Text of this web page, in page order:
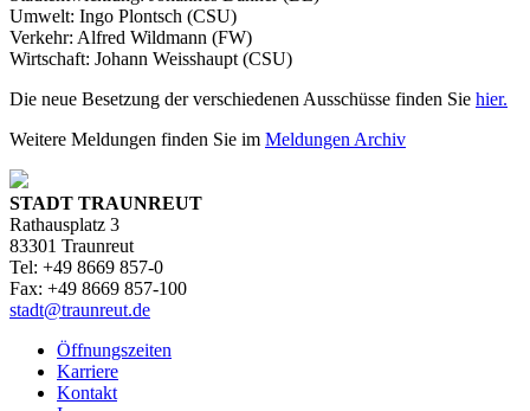
Umwelt: Ingo Plontsch (CSU)
Verkehr: Alfred Wildmann (FW)
Wirtschaft: Johann Weisshaupt (CSU)
Die neue Besetzung der verschiedenen Ausschüsse finden Sie hier.
Weitere Meldungen finden Sie im Meldungen Archiv
STADT TRAUNREUT
Rathausplatz 3
83301 Traunreut
Tel: +49 8669 857-0
Fax: +49 8669 857-100
stadt@traunreut.de
Öffnungszeiten
Karriere
Kontakt